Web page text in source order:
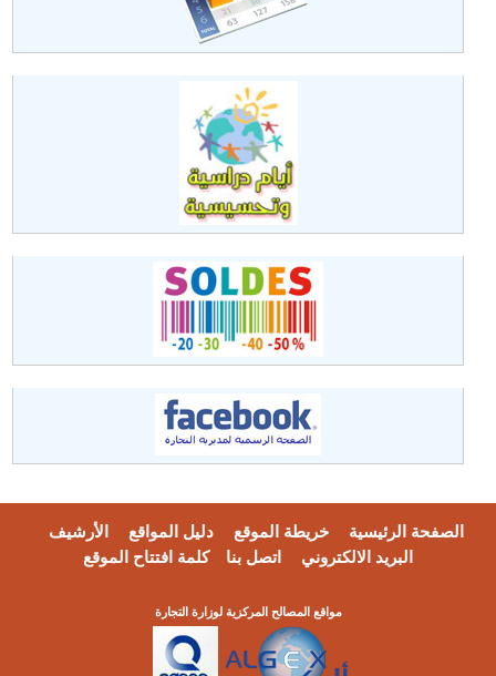
الصفحة الرئيسية خريطة الموقع دليل المواقع
الأرشيف
البريد الالكتروني
اتصل بنا كلمة افتتاح الموقع
مواقع المصالح المركزية لوزارة التجارة